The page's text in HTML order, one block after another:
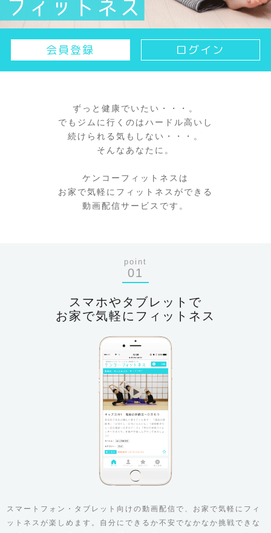
会員登録 ログイン
ずっと健康でいたい・・・。
でもジムに行くのはハードル高いし
続けられる気もしない・・・。
そんなあなたに。
ケンコーフィットネスは
お家で気軽にフィットネスができる
動画配信サービスです。
point
01
スマホやタブレットで
お家で気軽にフィットネス
スマートフォン・タブレット向けの動画配信で、お家で気軽にフィ
ットネスが楽しめます。自分にできるか不安でなかなか挑戦できな